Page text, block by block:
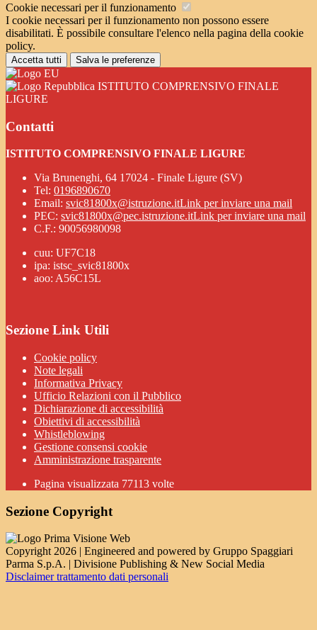
Cookie necessari per il funzionamento
I cookie necessari per il funzionamento non possono essere
disabilitati. È possibile consultare l'elenco nella pagina della cookie
policy.
Accetta tutti Salva le preferenze
ISTITUTO COMPRENSIVO FINALE
LIGURE
Contatti
ISTITUTO COMPRENSIVO FINALE LIGURE
Via Brunenghi, 64 17024 - Finale Ligure (SV)
Tel: 0196890670
Email: svic81800x@istruzione.itLink per inviare una mail
PEC: svic81800x@pec.istruzione.itLink per inviare una mail
C.F.: 90056980098
cuu: UF7C18
ipa: istsc_svic81800x
aoo: A56C15L
Sezione Link Utili
Cookie policy
Note legali
Informativa Privacy
Ufficio Relazioni con il Pubblico
Dichiarazione di accessibilità
Obiettivi di accessibilità
Whistleblowing
Gestione consensi cookie
Amministrazione trasparente
Pagina visualizzata 77113 volte
Sezione Copyright
Copyright 2026 | Engineered and powered by Gruppo Spaggiari
Parma S.p.A. | Divisione Publishing & New Social Media
Disclaimer trattamento dati personali